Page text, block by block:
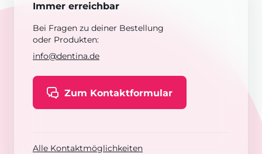
Immer erreichbar
Bei Fragen zu deiner Bestellung
oder Produkten:
info@dentina.de
Zum Kontaktformular
Alle Kontaktmöglichkeiten